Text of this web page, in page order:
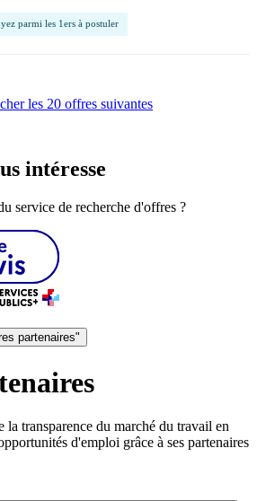
parmi les 1ers à postuler
les 20 offres suivantes
intéresse
service de recherche d'offres ?
partenaires"
la transparence du marché du travail en
d'emploi grâce à ses partenaires